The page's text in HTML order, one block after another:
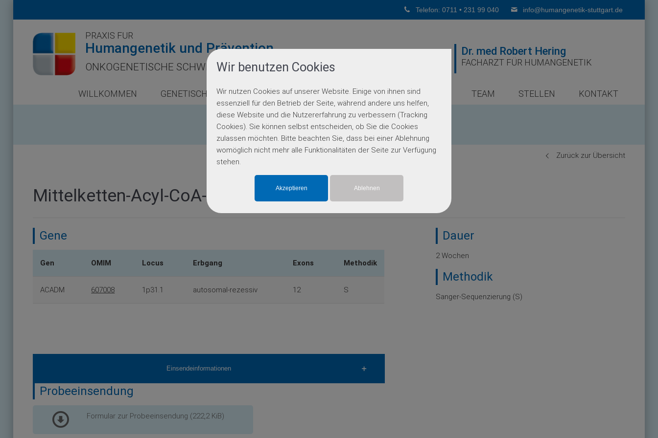
Wir benutzen Cookies
Wir nutzen Cookies auf unserer Website. Einige von ihnen sind
essenziell für den Betrieb der Seite, während andere uns helfen,
diese Website und die Nutzererfahrung zu verbessern (Tracking
Cookies). Sie können selbst entscheiden, ob Sie die Cookies
zulassen möchten. Bitte beachten Sie, dass bei einer Ablehnung
womöglich nicht mehr alle Funktionalitäten der Seite zur Verfügung
stehen.
Telefon: 0711 • 231 99 040 info@humangenetik-stuttgart.de
PRAXIS FÜR
Humangenetik und Prävention
ONKOGENETISCHE SCHWERPUNKTPRAXIS
Dr. med Robert Hering
FACHARZT FÜR HUMANGENETIK
WILLKOMMEN GENETISCHE BERATUNG GENETISCHE DIAGNOSTIK PARTNER TEAM STELLEN KONTAKT
Einzelgen-Diagnostik
Zurück zur Übersicht
Mittelketten-Acyl-CoA-Dehydrogenase-Mangel
Gene
Gen OMIM Locus Erbgang Exons Methodik
ACADM 607008 1p31.1 autosomal-rezessiv 12 S
Einsendeinformationen
Probeeinsendung
Formular zur Probeeinsendung (222,2 KiB)
Dauer
2 Wochen
Methodik
Sanger-Sequenzierung (S)